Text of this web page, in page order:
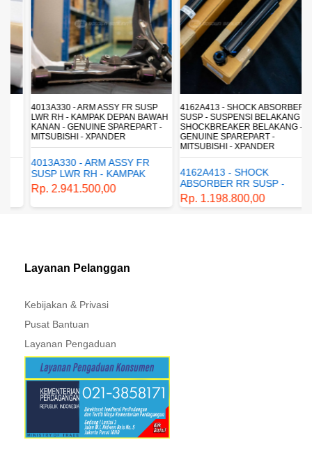
4013A330 - ARM ASSY FR SUSP
LWR RH - KAMPAK DEPAN BAWAH
KANAN - GENUINE SPAREPART -
MITSUBISHI - XPANDER
4013A330 - ARM ASSY FR
SUSP LWR RH - KAMPAK
DEPAN BAWAH KANAN -
GENUINE SPAREPART -
MITSUBISHI - XPANDER
Rp. 2.941.500,00
4162A413 - SHOCK ABSORBER RR
SUSP - SUSPENSI BELAKANG -
SHOCKBREAKER BELAKANG -
GENUINE SPAREPART -
MITSUBISHI - XPANDER
4162A413 - SHOCK
ABSORBER RR SUSP -
SUSPENSI BELAKANG -
SHOCKBREAKER BELAKANG
Rp. 1.198.800,00
Layanan Pelanggan
Kebijakan & Privasi
Pusat Bantuan
Layanan Pengaduan